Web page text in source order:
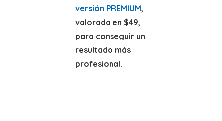
versión PREMIUM,
valorada en $49,
para conseguir un
resultado más
profesional.